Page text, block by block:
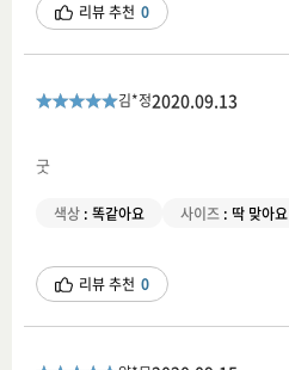
리뷰 추천 0
김*정2020.09.13
굿
색상 : 똑같아요 사이즈 : 딱 맞아요
리뷰 추천 0